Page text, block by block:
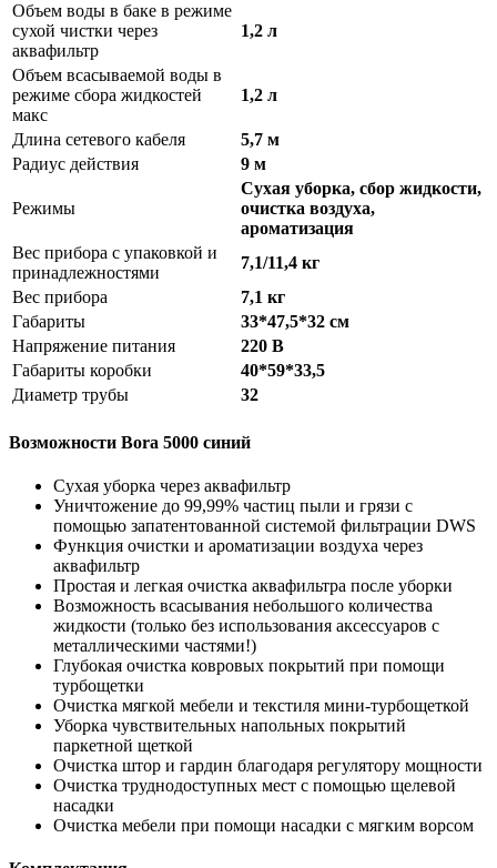
Объем воды в баке в режиме
сухой чистки через
аквафильтр
1,2 л
Объем всасываемой воды в
режиме сбора жидкостей
макс
1,2 л
Длина сетевого кабеля
5,7 м
Радиус действия
9 м
Режимы
Сухая уборка, сбор жидкости,
очистка воздуха,
ароматизация
Вес прибора с упаковкой и
принадлежностями
7,1/11,4 кг
Вес прибора
7,1 кг
Габариты
33*47,5*32 см
Напряжение питания
220 В
Габариты коробки
40*59*33,5
Диаметр трубы
32
Возможности Bora 5000 синий
Сухая уборка через аквафильтр
Уничтожение до 99,99% частиц пыли и грязи с
помощью запатентованной системой фильтрации DWS
Функция очистки и ароматизации воздуха через
аквафильтр
Простая и легкая очистка аквафильтра после уборки
Возможность всасывания небольшого количества
жидкости (только без использования аксессуаров с
металлическими частями!)
Глубокая очистка ковровых покрытий при помощи
турбощетки
Очистка мягкой мебели и текстиля мини-турбощеткой
Уборка чувствительных напольных покрытий
паркетной щеткой
Очистка штор и гардин благодаря регулятору мощности
Очистка труднодоступных мест с помощью щелевой
насадки
Очистка мебели при помощи насадки с мягким ворсом